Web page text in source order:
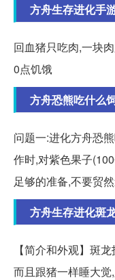
方舟生存进化手
回血猪只吃肉,一块
0点饥饿
方舟恐熊吃什么
问题一:进化方舟恐
作时,对紫色果子
足够的准备,不要贸
方舟生存进化斑
【简介和外观】斑
而且跟猪一样睡大